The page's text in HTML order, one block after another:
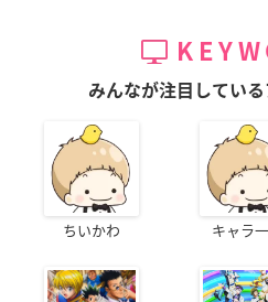
みんなが注目してい
ちいかわ キャラ